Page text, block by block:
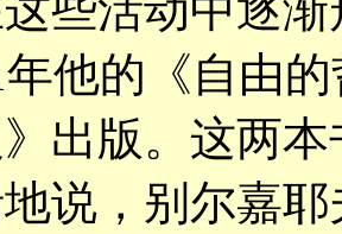
年他的《自由
出版。这两
说，别尔嘉